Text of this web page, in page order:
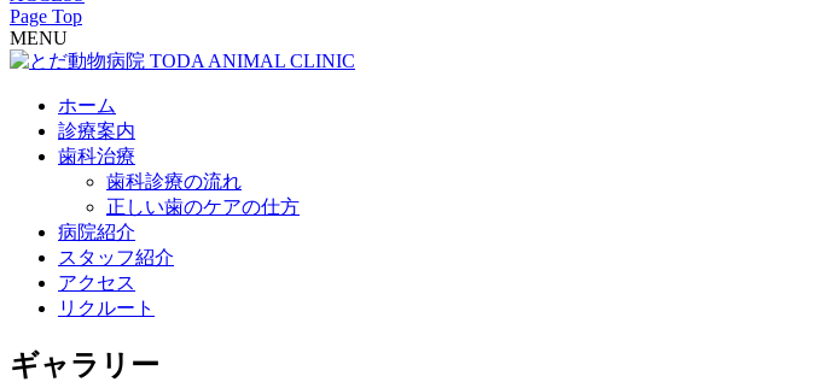
Page Top
MENU
ホーム
診療案内
歯科治療
歯科診療の流れ
正しい歯のケアの仕方
病院紹介
スタッフ紹介
アクセス
リクルート
ギャラリー